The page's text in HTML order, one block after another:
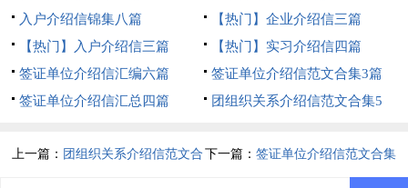
入户介绍信锦集八篇
【热门】企业介绍信三篇
【热门】入户介绍信三篇
【热门】实习介绍信四篇
签证单位介绍信汇编六篇
签证单位介绍信范文合集3篇
签证单位介绍信汇总四篇
团组织关系介绍信范文合集5
上一篇： 团组织关系介绍信范文合 下一篇： 签证单位介绍信范文合集